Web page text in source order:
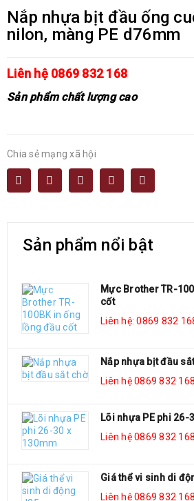
Nắp nhựa bịt đầu ống
nilon, màng PE d76mm
Liên hệ 0869 832 168
Sản phẩm chất lượng cao
Chia sẻ mạng xã hội
Sản phẩm nổi bật
Mực Brother TR-
cốt
Liên hệ: 0869 832
Nắp nhựa bịt đầu
Liên hệ 0869 832 168
Lõi nhựa PE phi 26-
Liên hệ 0869 832 168
Giá thể vi sinh di
Liên hệ 0869 832 168